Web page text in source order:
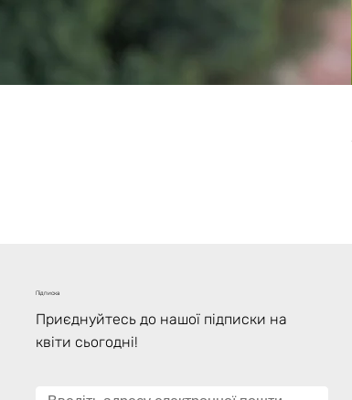
Підписка
Приєднуйтесь до нашої підписки на
квіти сьогодні!